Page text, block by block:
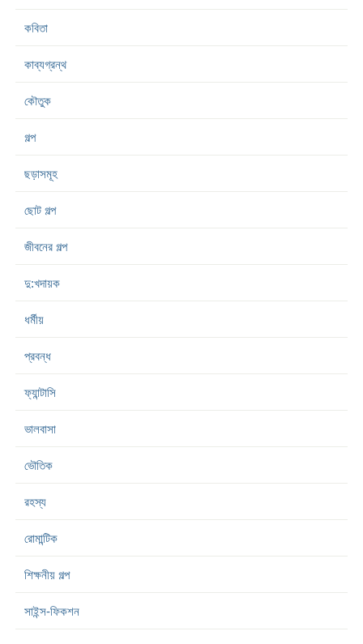
কবিতা
কাব্যগ্রন্থ
কৌতুক
গল্প
ছড়াসমূহ
ছোট গল্প
জীবনের গল্প
দু:খদায়ক
ধর্মীয়
প্রবন্ধ
ফ্যান্টাসি
ভালবাসা
ভৌতিক
রহস্য
রোমান্টিক
শিক্ষনীয় গল্প
সাইন্স-ফিকশন